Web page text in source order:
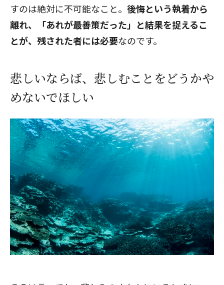
すのは絶対に不可能なこと。 後悔という執着から
離れ、「あれが最善策だった」と結果を捉えるこ
とが、残された者には必要なのです。
悲しいならば、悲しむことをどうかや
めないでほしい